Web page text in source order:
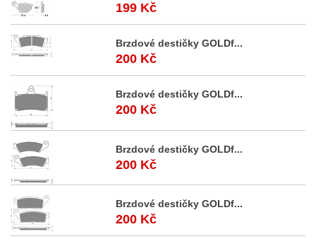
199 Kč
Brzdové destičky GOLDf...
200 Kč
Brzdové destičky GOLDf...
200 Kč
Brzdové destičky GOLDf...
200 Kč
Brzdové destičky GOLDf...
200 Kč